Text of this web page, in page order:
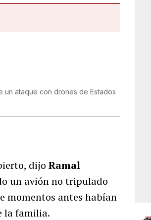
un ataque con drones de Estados
dijo Ramal
un avión no tripulado
momentos antes habían
la familia.